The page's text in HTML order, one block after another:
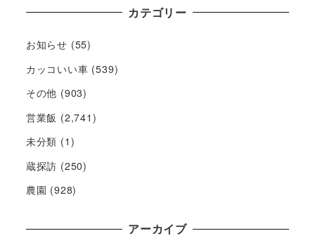
カテゴリー
お知らせ (55)
カッコいい車 (539)
その他 (903)
営業飯 (2,741)
未分類 (1)
蔵探訪 (250)
農園 (928)
アーカイブ